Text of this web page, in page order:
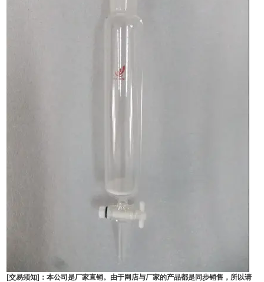
[交易须知]：本公司是厂家直销。由于网店与厂家的产品都是同步销售，所以请